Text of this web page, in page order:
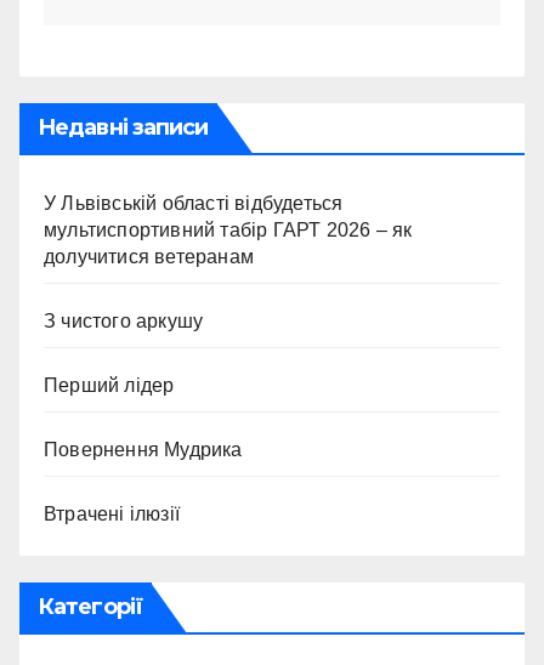
Недавні записи
У Львівській області відбудеться
мультиспортивний табір ГАРТ 2026 – як
долучитися ветеранам
З чистого аркушу
Перший лідер
Повернення Мудрика
Втрачені ілюзії
Категорії